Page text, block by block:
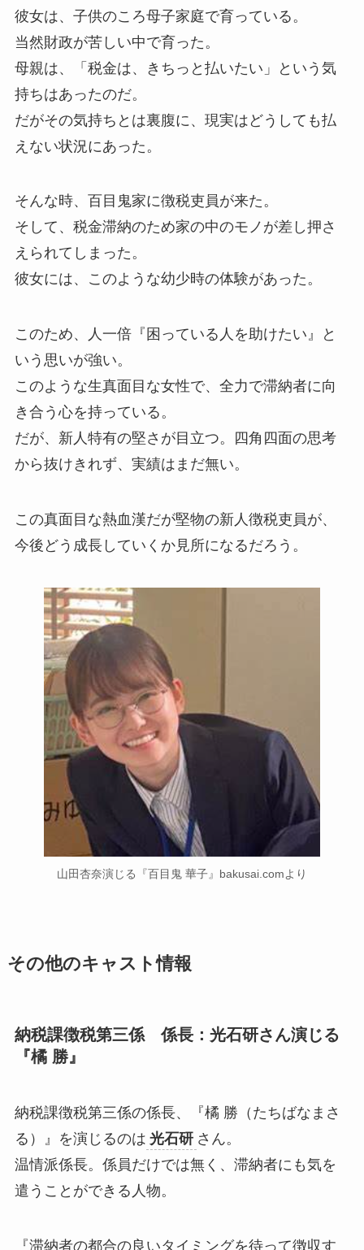
彼女は、子供のころ母子家庭で育っている。
当然財政が苦しい中で育った。
母親は、「税金は、きちっと払いたい」という気
持ちはあったのだ。
だがその気持ちとは裏腹に、現実はどうしても払
えない状況にあった。
そんな時、百目鬼家に徴税吏員が来た。
そして、税金滞納のため家の中のモノが差し押さ
えられてしまった。
彼女には、このような幼少時の体験があった。
このため、人一倍『困っている人を助けたい』と
いう思いが強い。
このような生真面目な女性で、全力で滞納者に向
き合う心を持っている。
だが、新人特有の堅さが目立つ。四角四面の思考
から抜けきれず、実績はまだ無い。
この真面目な熱血漢だが堅物の新人徴税吏員が、
今後どう成長していくか見所になるだろう。
山田杏奈演じる『百目鬼 華子』bakusai.comより
その他のキャスト情報
納税課徴税第三係 係長：光石研さん演じる
『橘 勝』
納税課徴税第三係の係長、『橘 勝（たちばなまさ
る）』を演じるのは 光石研 さん。
温情派係長。係員だけでは無く、滞納者にも気を
遣うことができる人物。
『滞納者の都合の良いタイミングを待って徴収す